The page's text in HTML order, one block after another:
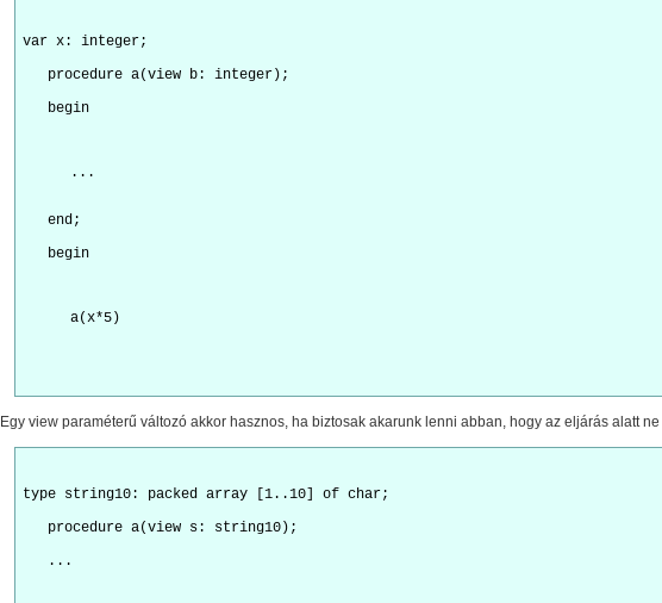
var x: integer;
   procedure a(view b: integer);
   begin
...
   end;
   begin
a(x*5)
Egy view paraméterű változó akkor hasznos, ha biztosak akarunk lenni abban, hogy az eljárás alatt
type string10: packed array [1..10] of char;
   procedure a(view s: string10);